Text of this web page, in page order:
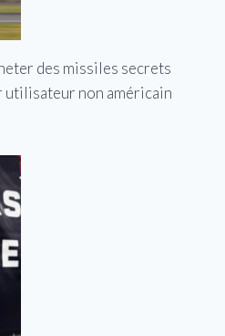
des missiles secrets
non américain